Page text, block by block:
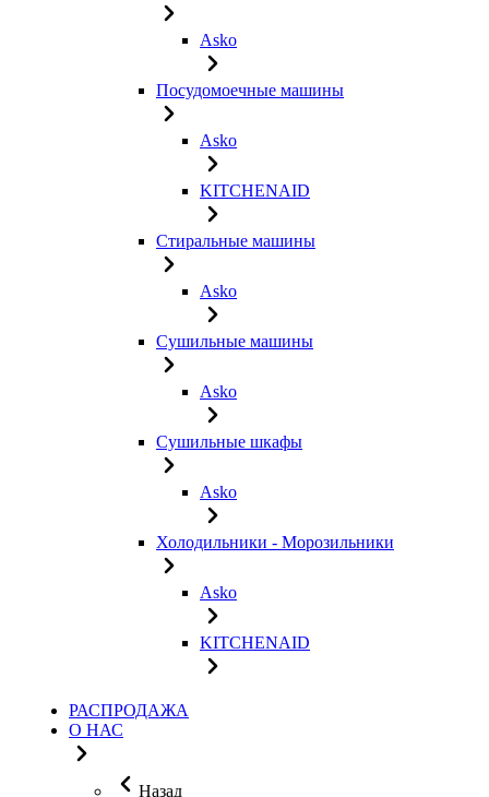
Asko
Посудомоечные машины
Asko
KITCHENAID
Стиральные машины
Asko
Сушильные машины
Asko
Сушильные шкафы
Asko
Холодильники - Морозильники
Asko
KITCHENAID
РАСПРОДАЖА
О НАС
Назад